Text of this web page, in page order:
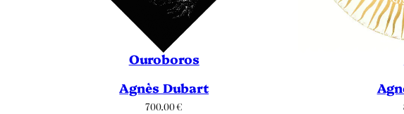
Ouroboros
Agnès Dubart
700.00€